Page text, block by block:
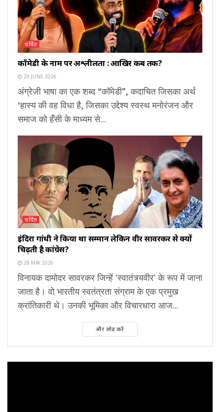
चर्चित
कॉमेडी के नाम पर अश्लीलता : आखिर कब तक?
29 JUNE 2026
अंग्रेजी भाषा का एक शब्द “कॉमेडी”, कदाचित जिसका अर्थ
‘हास्य की वह विधा है, जिसका उद्देश्य स्वस्थ मनोरंजन और
समाज को हँसी के माध्यम से...
चर्चित
इंदिरा गांधी ने किया था सम्मान लेकिन वीर सावरकर से क्यों
चिढ़ती है कांग्रेस?
28 MAY 2026
विनायक दामोदर सावरकर जिन्हें 'स्वातंत्र्यवीर' के रूप में जाना
जाता है। वो भारतीय स्वतंत्रता संग्राम के एक प्रमुख
क्रांतिकारी थे। उनकी भूमिका और विचारधारा आज...
और लोड करें